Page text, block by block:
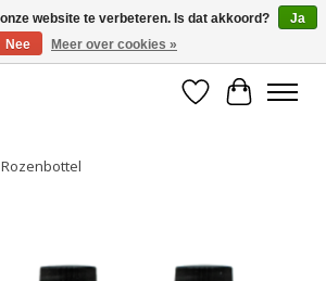
op een groot deel van ons assortiment
Verlanglijst
image slideshow Items
website te verbeteren. Is dat akkoord?
Ja
Nee
Meer over cookies »